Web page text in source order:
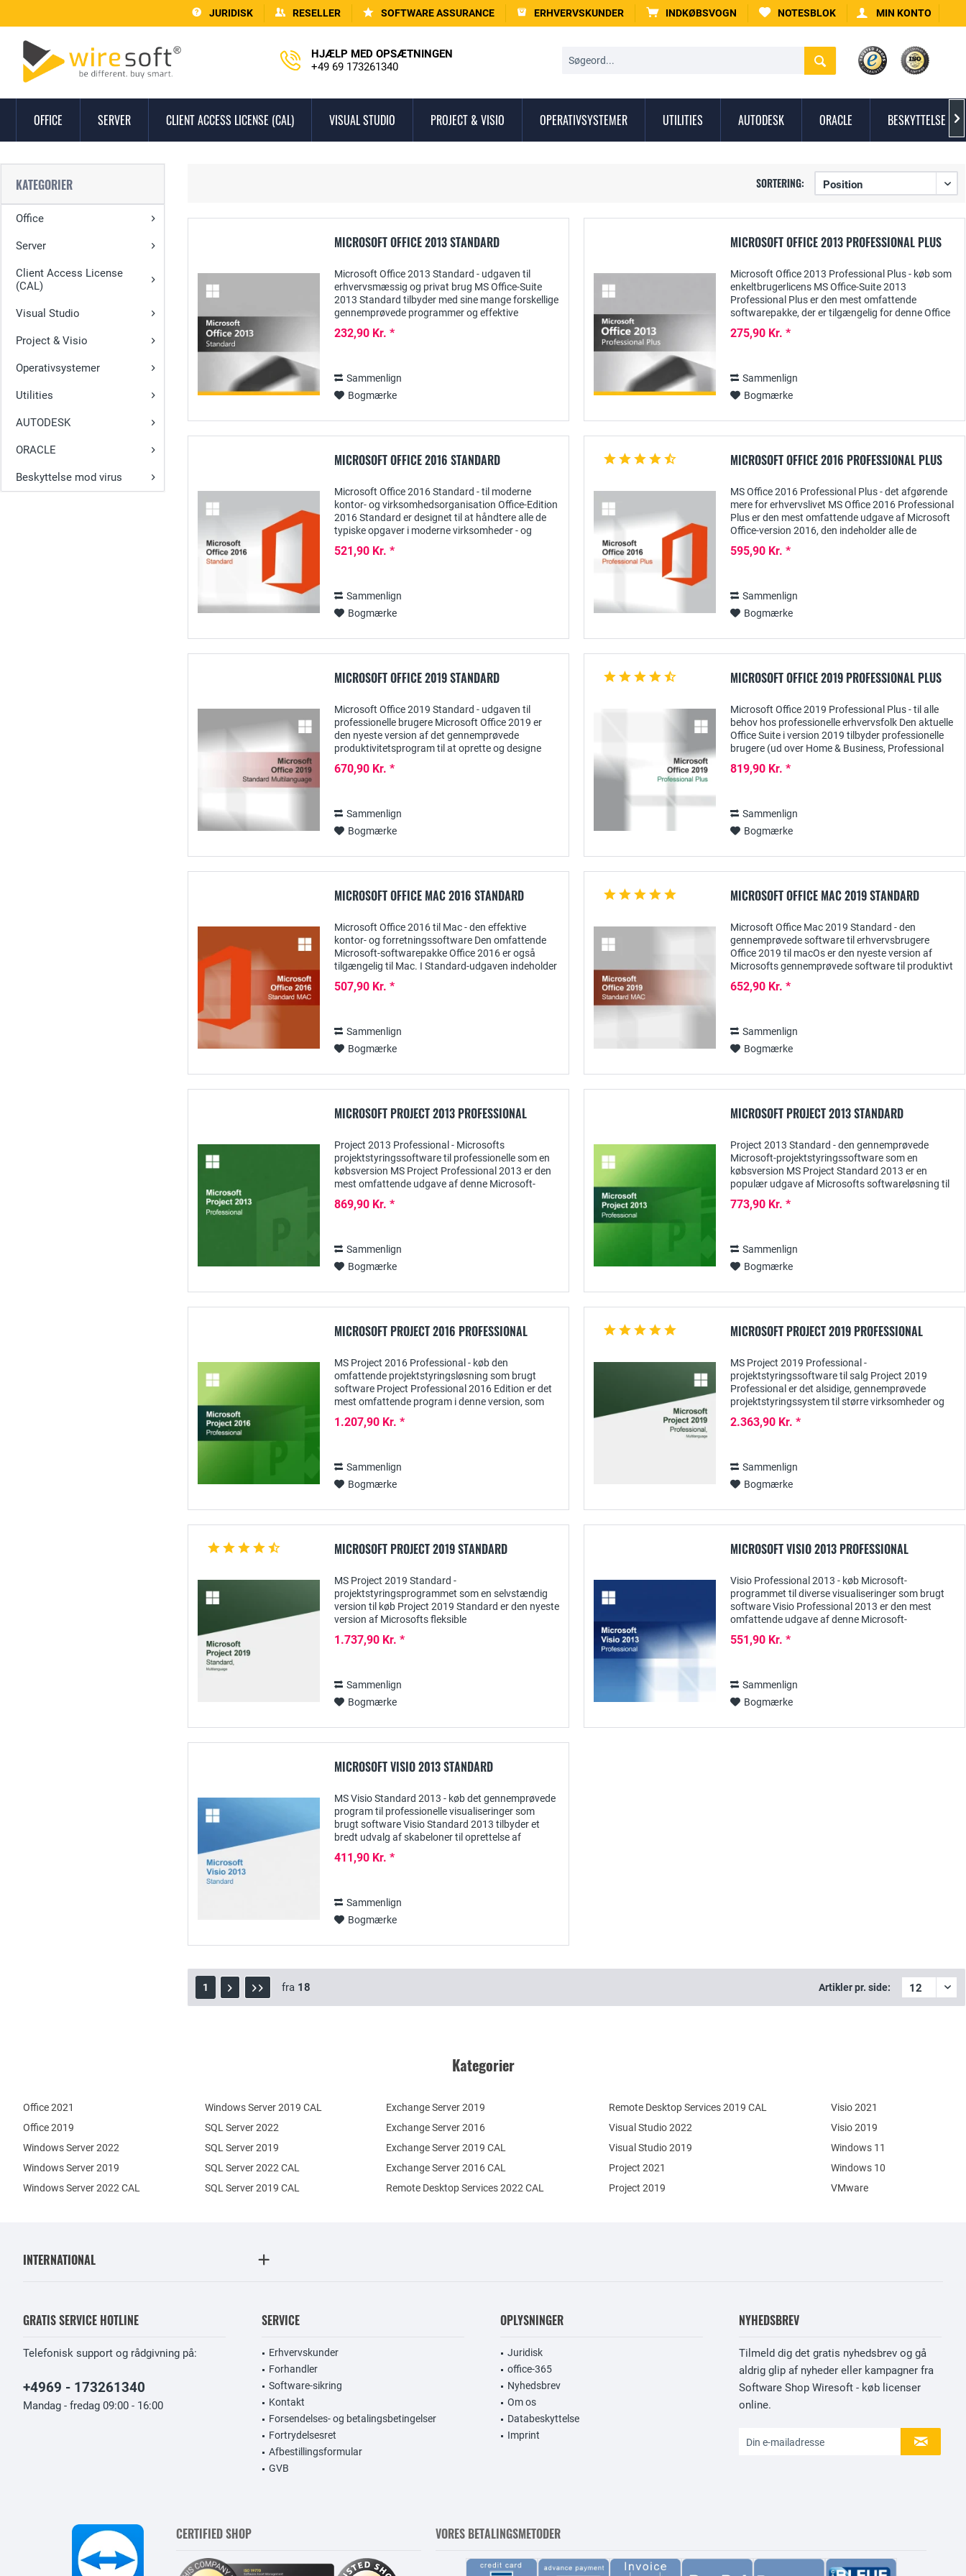
JURIDISK RESELLER SOFTWARE ASSURANCE ERHVERVSKUNDER INDKØBSVOGN NOTESBLOK MIN KONTO
HJÆLP MED OPSÆTNINGEN
+49 69 173261340
OFFICE SERVER CLIENT ACCESS LICENSE (CAL) VISUAL STUDIO PROJECT & VISIO OPERATIVSYSTEMER UTILITIES AUTODESK ORACLE BESKYTTELSE 
KATEGORIER
Office
Server
Client Access License
(CAL)
Visual Studio
Project & Visio
Operativsystemer
Utilities
AUTODESK
ORACLE
Beskyttelse mod virus
SORTERING:
MICROSOFT OFFICE 2013 STANDARD
Microsoft Office 2013 Standard - udgaven til
erhvervsmæssig og privat brug MS Office-Suite
2013 Standard tilbyder med sine mange forskellige
gennemprøvede programmer og effektive
kontorsoftwareprogram...
232,90 Kr. *
Sammenlign
Bogmærke
MICROSOFT OFFICE 2013 PROFESSIONAL PLUS
Microsoft Office 2013 Professional Plus - køb som
enkeltbrugerlicens MS Office-Suite 2013
Professional Plus er den mest omfattende
softwarepakke, der er tilgængelig for denne Office
275,90 Kr. *
Sammenlign
Bogmærke
MICROSOFT OFFICE 2016 STANDARD
Microsoft Office 2016 Standard - til moderne
kontor- og virksomhedsorganisation Office-Edition
2016 Standard er designet til at håndtere alle de
typiske opgaver i moderne virksomheder - og
521,90 Kr. *
Sammenlign
Bogmærke
MICROSOFT OFFICE 2016 PROFESSIONAL PLUS
MS Office 2016 Professional Plus - det afgørende
mere for erhvervslivet MS Office 2016 Professional
Plus er den mest omfattende udgave af Microsoft
Office-version 2016, den indeholder alle de
595,90 Kr. *
Sammenlign
Bogmærke
MICROSOFT OFFICE 2019 STANDARD
Microsoft Office 2019 Standard - udgaven til
professionelle brugere Microsoft Office 2019 er
den nyeste version af det gennemprøvede
produktivitetsprogram til at oprette og designe
og...
670,90 Kr. *
Sammenlign
Bogmærke
MICROSOFT OFFICE 2019 PROFESSIONAL PLUS
Microsoft Office 2019 Professional Plus - til alle
behov hos professionelle erhvervsfolk Den aktuelle
Office Suite i version 2019 tilbyder professionelle
brugere (ud over Home & Business, Professional
819,90 Kr. *
Sammenlign
Bogmærke
MICROSOFT OFFICE MAC 2016 STANDARD
Microsoft Office 2016 til Mac - den effektive
kontor- og forretningssoftware Den omfattende
Microsoft-softwarepakke Office 2016 er også
tilgængelig til Mac. I Standard-udgaven indeholder
Excel,...
507,90 Kr. *
Sammenlign
Bogmærke
MICROSOFT OFFICE MAC 2019 STANDARD
Microsoft Office Mac 2019 Standard - den
gennemprøvede software til erhvervsbrugere
Office 2019 til macOs er den nyeste version af
Microsofts gennemprøvede software til produktivt
til...
652,90 Kr. *
Sammenlign
Bogmærke
MICROSOFT PROJECT 2013 PROFESSIONAL
Project 2013 Professional - Microsofts
projektstyringssoftware til professionelle som en
købsversion MS Project Professional 2013 er den
mest omfattende udgave af denne Microsoft-
typer...
869,90 Kr. *
Sammenlign
Bogmærke
MICROSOFT PROJECT 2013 STANDARD
Project 2013 Standard - den gennemprøvede
Microsoft-projektstyringssoftware som en
købsversion MS Project Standard 2013 er en
populær udgave af Microsofts softwareløsning til
dokumentation...
773,90 Kr. *
Sammenlign
Bogmærke
MICROSOFT PROJECT 2016 PROFESSIONAL
MS Project 2016 Professional - køb den
omfattende projektstyringsløsning som brugt
software Project Professional 2016 Edition er det
mest omfattende program i denne version, som
implementering...
1.207,90 Kr. *
Sammenlign
Bogmærke
MICROSOFT PROJECT 2019 PROFESSIONAL
MS Project 2019 Professional -
projektstyringssoftware til salg Project 2019
Professional er det alsidige, gennemprøvede
projektstyringssystem til større virksomheder og
praktiske...
2.363,90 Kr. *
Sammenlign
Bogmærke
MICROSOFT PROJECT 2019 STANDARD
MS Project 2019 Standard -
projektstyringsprogrammet som en selvstændig
version til køb Project 2019 Standard er den nyeste
version af Microsofts fleksible
til små og mellemstore...
1.737,90 Kr. *
Sammenlign
Bogmærke
MICROSOFT VISIO 2013 PROFESSIONAL
Visio Professional 2013 - køb Microsoft-
programmet til diverse visualiseringer som brugt
software Visio Professional 2013 er den mest
omfattende udgave af denne Microsoft-
betydeligt flere...
551,90 Kr. *
Sammenlign
Bogmærke
MICROSOFT VISIO 2013 STANDARD
MS Visio Standard 2013 - køb det gennemprøvede
program til professionelle visualiseringer som
brugt software Visio Standard 2013 tilbyder et
bredt udvalg af skabeloner til oprettelse af
forretningsområder:...
411,90 Kr. *
Sammenlign
Bogmærke
1 fra 18 Artikler pr. side:
Kategorier
Office 2021
Office 2019
Windows Server 2022
Windows Server 2019
Exchange Server 2019
Exchange Server 2016
SQL Server 2022
SQL Server 2019
Windows Server 2022 CAL
Windows Server 2019 CAL
SQL Server 2022 CAL
SQL Server 2019 CAL
Remote Desktop Services 2022 CAL
Remote Desktop Services 2019 CAL
Exchange Server 2019 CAL
Exchange Server 2016 CAL
Visual Studio 2022
Visual Studio 2019
Project 2021
Project 2019
Visio 2021
Visio 2019
Windows 11
Windows 10
VMware
INTERNATIONAL
GRATIS SERVICE HOTLINE
Telefonisk support og rådgivning på:
+4969 - 173261340
Mandag - fredag 09:00 - 16:00
SERVICE
Erhvervskunder
Forhandler
Software-sikring
Kontakt
Forsendelses- og betalingsbetingelser
Fortrydelsesret
Afbestillingsformular
GVB
OPLYSNINGER
Juridisk
office-365
Nyhedsbrev
Om os
Databeskyttelse
Imprint
NYHEDSBREV
Tilmeld dig det gratis nyhedsbrev og gå
aldrig glip af nyheder eller kampagner fra
Software Shop Wiresoft - køb licenser
online.
CERTIFIED SHOP VORES BETALINGSMETODER